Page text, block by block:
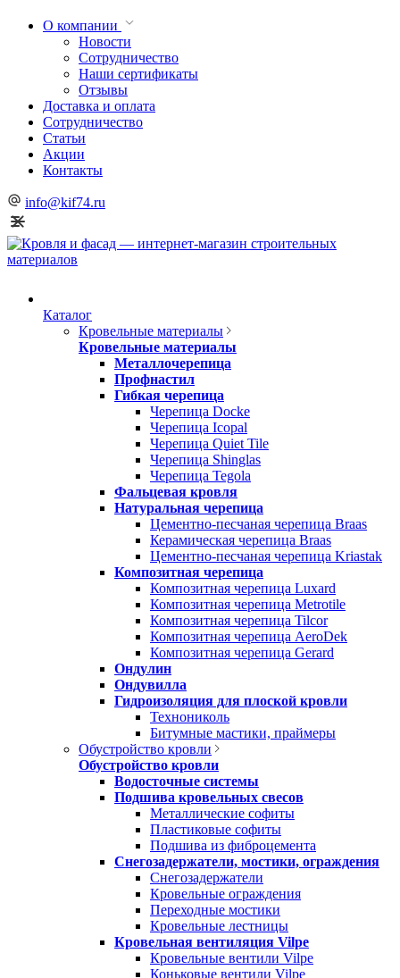
О компании
Новости
Сотрудничество
Наши сертификаты
Отзывы
Доставка и оплата
Сотрудничество
Статьи
Акции
Контакты
info@kif74.ru
Каталог
Кровельные материалы
Кровельные материалы
Металлочерепица
Профнастил
Гибкая черепица
Черепица Docke
Черепица Icopal
Черепица Quiet Tile
Черепица Shinglas
Черепица Tegola
Фальцевая кровля
Натуральная черепица
Цементно-песчаная черепица Braas
Керамическая черепица Braas
Цементно-песчаная черепица Kriastak
Композитная черепица
Композитная черепица Luxard
Композитная черепица Metrotile
Композитная черепица Tilcor
Композитная черепица AeroDek
Композитная черепица Gerard
Ондулин
Ондувилла
Гидроизоляция для плоской кровли
Технониколь
Битумные мастики, праймеры
Обустройство кровли
Обустройство кровли
Водосточные системы
Подшива кровельных свесов
Металлические софиты
Пластиковые софиты
Подшива из фиброцемента
Снегозадержатели, мостики, ограждения
Снегозадержатели
Кровельные ограждения
Переходные мостики
Кровельные лестницы
Кровельная вентиляция Vilpe
Кровельные вентили Vilpe
Коньковые вентили Vilpe